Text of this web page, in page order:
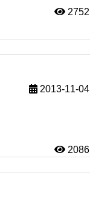
2752
2013-11-04
2086